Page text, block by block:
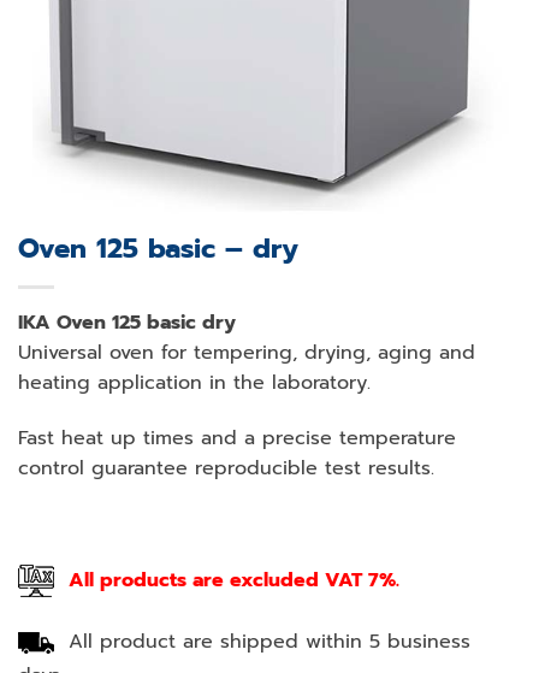
Oven 125 basic – dry
IKA Oven 125 basic dry
Universal oven for tempering, drying, aging and
heating application in the laboratory.
Fast heat up times and a precise temperature
control guarantee reproducible test results.
All products are excluded VAT 7%.
All product are shipped within 5 business